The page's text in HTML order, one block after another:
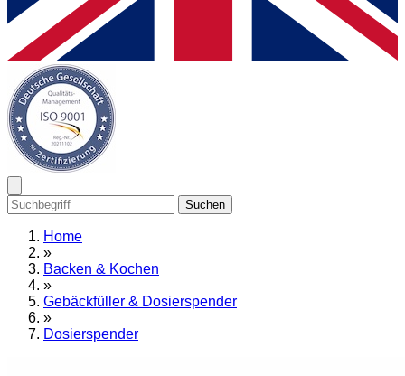
Suchen
Home
»
Backen & Kochen
»
Gebäckfüller & Dosierspender
»
Dosierspender